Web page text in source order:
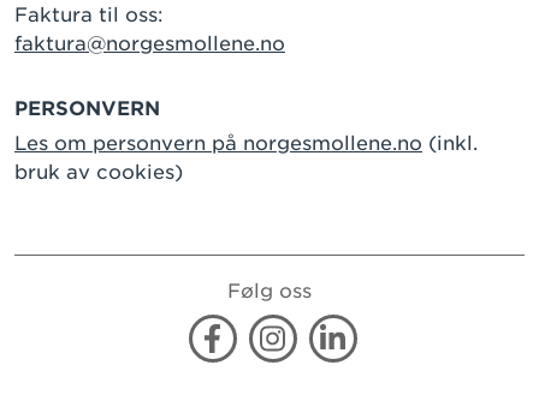
Faktura til oss:
faktura@norgesmollene.no
PERSONVERN
Les om personvern på norgesmollene.no (inkl.
bruk av cookies)
Følg oss
FacebookInstagramLinkedin